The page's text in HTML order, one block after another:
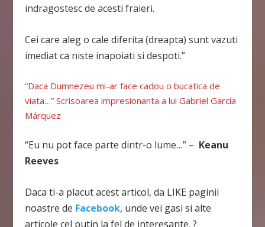
indragostesc de acesti fraieri.
Cei care aleg o cale diferita (dreapta) sunt vazuti
imediat ca niste inapoiati si despoti.”
“Daca Dumnezeu mi-ar face cadou o bucatica de
viata…” Scrisoarea impresionanta a lui Gabriel García
Márquez
“Eu nu pot face parte dintr-o lume…” – Keanu
Reeves
Daca ti-a placut acest articol, da LIKE paginii
noastre de Facebook, unde vei gasi si alte
articole cel putin la fel de interesante. ?